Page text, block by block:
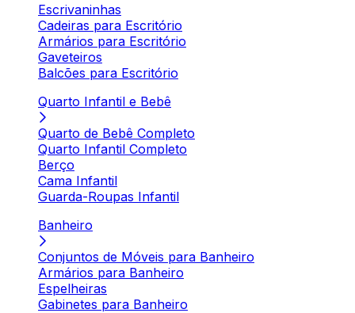
Escrivaninhas
Cadeiras para Escritório
Armários para Escritório
Gaveteiros
Balcões para Escritório
Quarto Infantil e Bebê
Quarto de Bebê Completo
Quarto Infantil Completo
Berço
Cama Infantil
Guarda-Roupas Infantil
Banheiro
Conjuntos de Móveis para Banheiro
Armários para Banheiro
Espelheiras
Gabinetes para Banheiro